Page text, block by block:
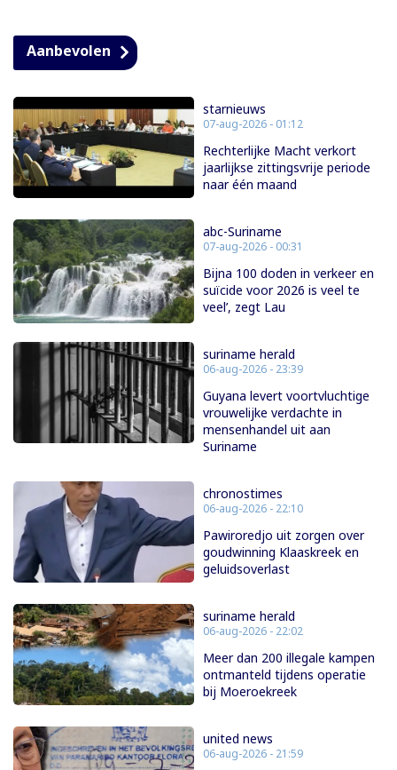
Aanbevolen
starnieuws
07-aug-2026 - 01:12
Rechterlijke Macht verkort
jaarlijkse zittingsvrije periode
naar één maand
abc-Suriname
07-aug-2026 - 00:31
Bijna 100 doden in verkeer en
suïcide voor 2026 is veel te
veel’, zegt Lau
suriname herald
06-aug-2026 - 23:39
Guyana levert voortvluchtige
vrouwelijke verdachte in
mensenhandel uit aan
Suriname
chronostimes
06-aug-2026 - 22:10
Pawiroredjo uit zorgen over
goudwinning Klaaskreek en
geluidsoverlast
suriname herald
06-aug-2026 - 22:02
Meer dan 200 illegale kampen
ontmanteld tijdens operatie
bij Moeroekreek
united news
06-aug-2026 - 21:59